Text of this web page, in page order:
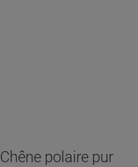
Chêne polaire pur